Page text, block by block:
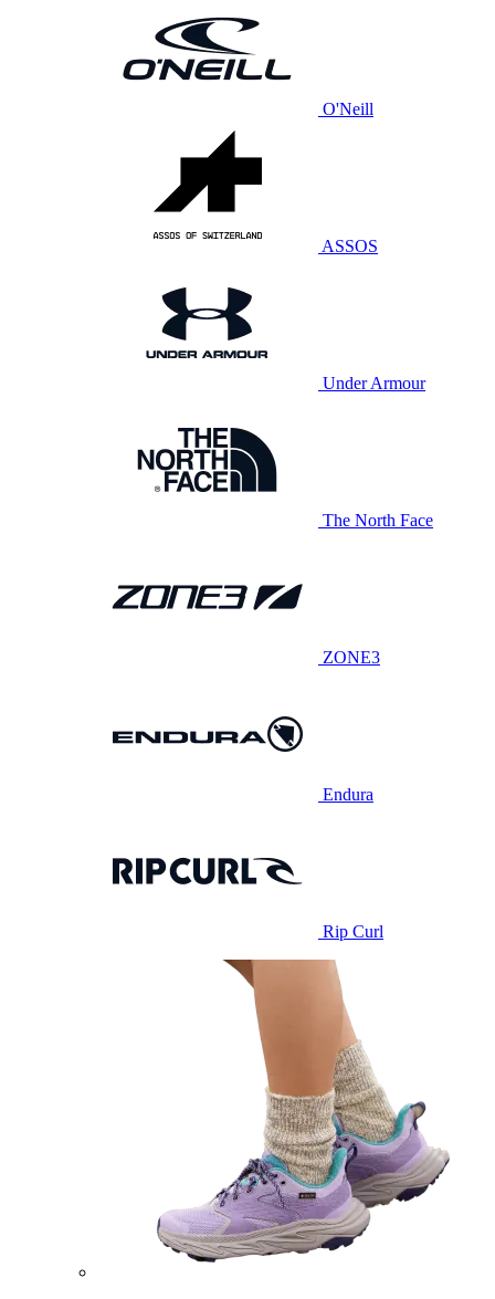
O'Neill
ASSOS
Under Armour
The North Face
ZONE3
Endura
Rip Curl